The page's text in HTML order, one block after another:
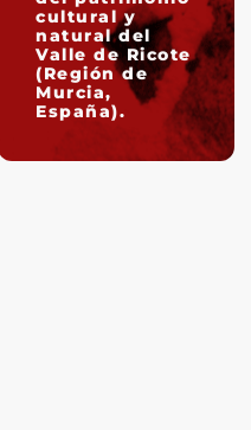
cultural y
natural del
Valle de Ricote
(Región de
Murcia,
España).